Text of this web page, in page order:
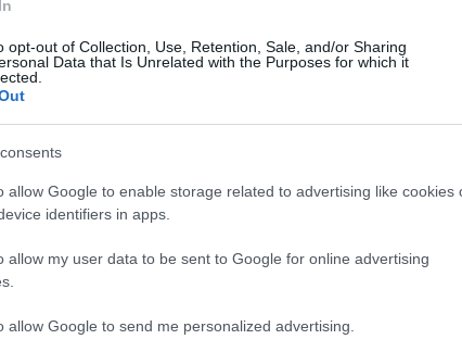
opt-out of Collection, Use, Retention, Sale, and/or Sharing
Data that Is Unrelated with the Purposes for which it
allow Google to enable storage related to advertising like cookies
identifiers in apps.
allow my user data to be sent to Google for online advertising
allow Google to send me personalized advertising.
a kormányzat építi az országot, az ellenzék meg